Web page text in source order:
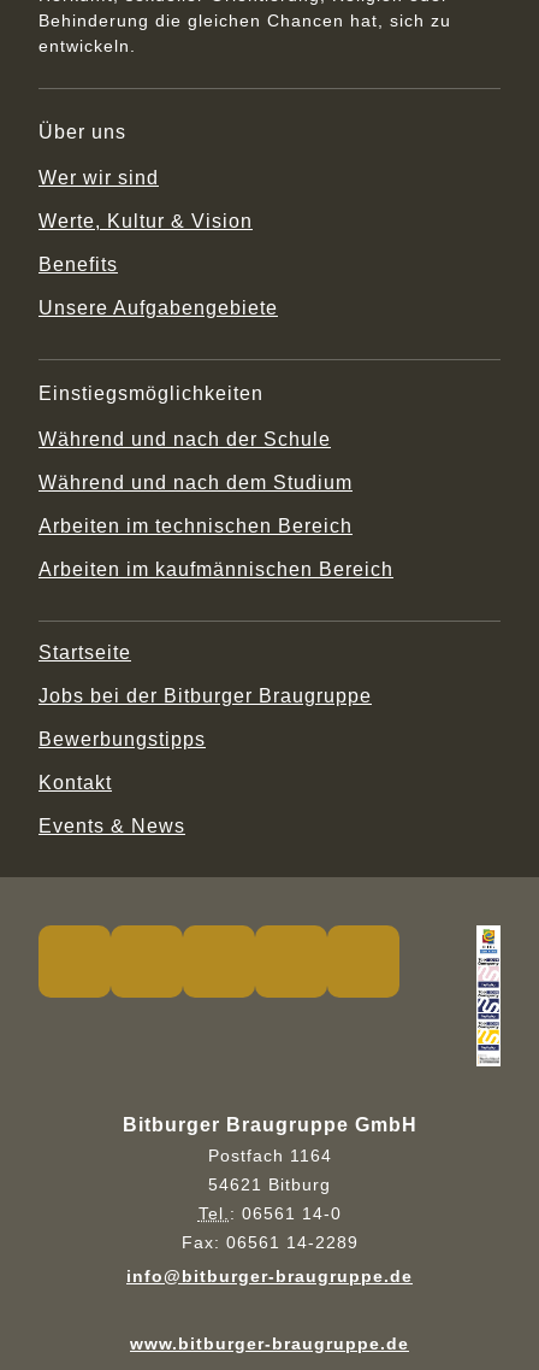
Behinderung die gleichen Chancen hat, sich zu
entwickeln.
Über uns
Wer wir sind
Werte, Kultur & Vision
Benefits
Unsere Aufgabengebiete
Einstiegsmöglichkeiten
Während und nach der Schule
Während und nach dem Studium
Arbeiten im technischen Bereich
Arbeiten im kaufmännischen Bereich
Startseite
Jobs bei der Bitburger Braugruppe
Bewerbungstipps
Kontakt
Events & News
Bitburger Braugruppe GmbH
Postfach 1164
54621 Bitburg
Tel. : 06561 14-0
Fax: 06561 14-2289
info@bitburger-braugruppe.de
www.bitburger-braugruppe.de